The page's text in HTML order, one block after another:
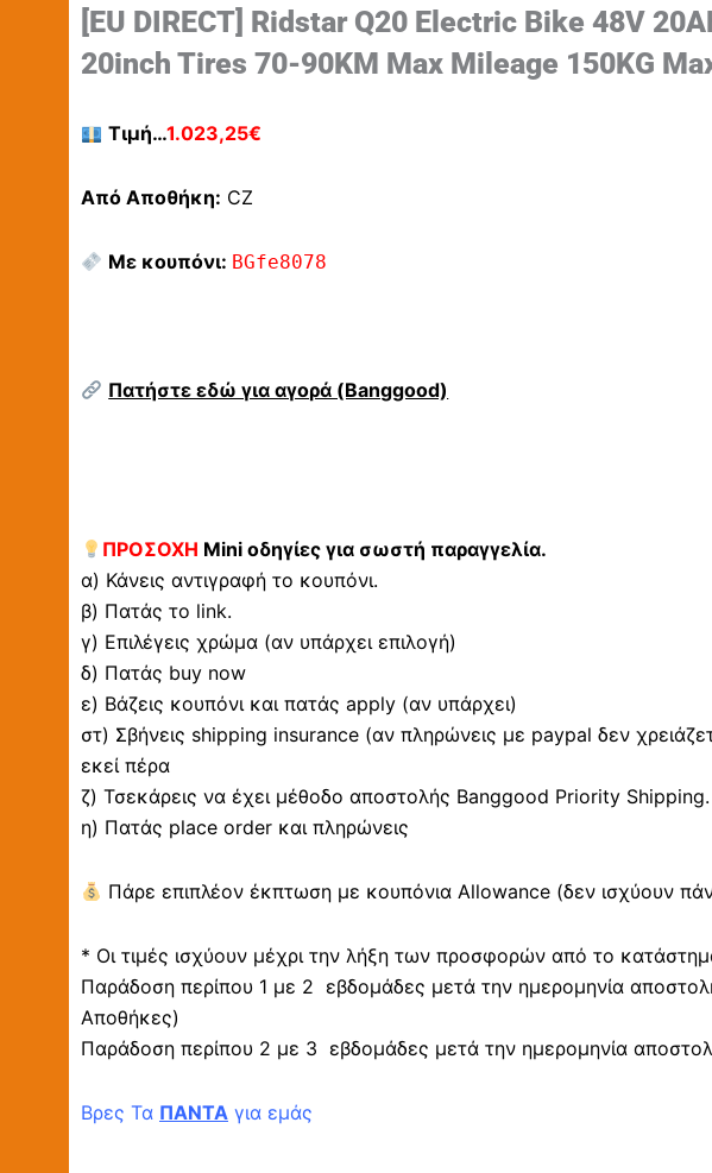
[EU DIRECT] Ridstar Q20 Electric Bike 48V
20inch Tires 70-90KM Max Mileage 150KG
Τιμή…1.023,25€
Από Αποθήκη: CZ
Με κουπόνι: BGfe8078
Πατήστε εδώ για αγορά (Banggood)
ΠΡΟΣΟΧΗ Mini οδηγίες για σωστή παραγγελία.
α) Κάνεις αντιγραφή το κουπόνι.
β) Πατάς το link.
γ) Επιλέγεις χρώμα (αν υπάρχει επιλογή)
δ) Πατάς buy now
ε) Βάζεις κουπόνι και πατάς apply (αν υπάρχει)
στ) Σβήνεις shipping insurance (αν πληρώνεις με paypal δεν
εκεί πέρα
ζ) Τσεκάρεις να έχει μέθοδο αποστολής Banggood Priority Shipping.
η) Πατάς place order και πληρώνεις
Πάρε επιπλέον έκπτωση με κουπόνια Allowance (δεν ισχύουν
* Οι τιμές ισχύουν μέχρι την λήξη των προσφορών από το
Παράδοση περίπου 1 με 2 εβδομάδες μετά την ημερομηνία
Αποθήκες)
Παράδοση περίπου 2 με 3 εβδομάδες μετά την ημερομηνία
Βρες Τα ΠΑΝΤΑ για εμάς